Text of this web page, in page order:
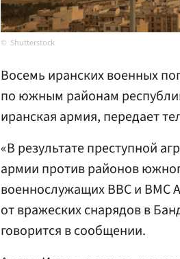
Shutterstock
Восемь иранских военных
по южным районам
иранская армия, передает
«В результате преступной
армии против районов
военнослужащих ВВС и ВМС
от вражеских снарядов в
говорится в сообщении.